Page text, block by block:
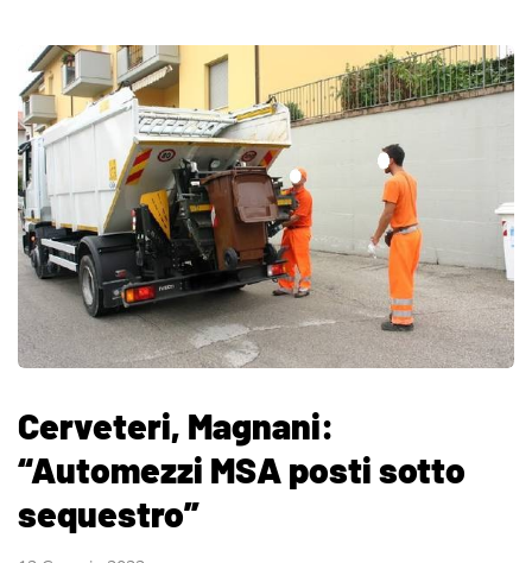
Cerveteri, Magnani:
“Automezzi MSA posti sotto
sequestro”